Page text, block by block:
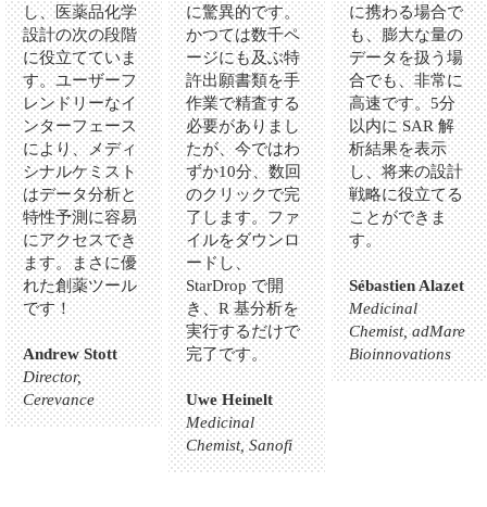
し、医薬品化学
設計の次の段階
に役立てていま
す。ユーザーフ
レンドリーなイ
ンターフェース
により、メディ
シナルケミスト
はデータ分析と
特性予測に容易
にアクセスでき
ます。まさに優
れた創薬ツール
です！
Andrew Stott
Director,
Cerevance
に驚異的です。
かつては数千ペ
ージにも及ぶ特
許出願書類を手
作業で精査する
必要がありまし
たが、今ではわ
ずか10分、数回
のクリックで完
了します。ファ
イルをダウンロ
ードし、
StarDrop で開
き、R 基分析を
実行するだけで
完了です。
Uwe Heinelt
Medicinal
Chemist, Sanofi
に携わる場合で
も、膨大な量の
データを扱う場
合でも、非常に
高速です。5分
以内に SAR 解
析結果を表示
し、将来の設計
戦略に役立てる
ことができま
す。
Sébastien Alazet
Medicinal
Chemist, adMare
Bioinnovations